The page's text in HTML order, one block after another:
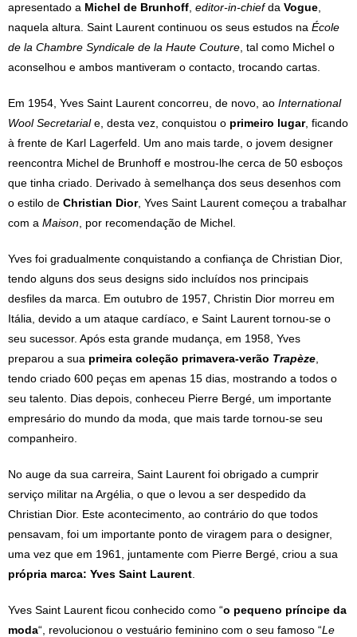
apresentado a Michel de Brunhoff editor-in-chiefda Vogue
naquela altura. Saint Laurent continuou os seus estudos na École
de la Chambre Syndicale de la Haute Couture , tal como Michel o
aconselhou e ambos mantiveram o contacto, trocando cartas.
Em 1954, Yves Saint Laurent concorreu, de novo, ao International
Wool Secretariale, desta vez, conquistou o primeiro lugar, ficando
à frente de Karl Lagerfeld. Um ano mais tarde, o jovem designer
reencontra Michel de Brunhoff e mostrou-lhe cerca de 50 esboços
que tinha criado. Derivado à semelhança dos seus desenhos com
o estilo de Christian Dior, Yves Saint Laurent começou a trabalhar
com a Maison , por recomendação de Michel.
Yves foi gradualmente conquistando a confiança de Christian Dior,
tendo alguns dos seus designs sido incluídos nos principais
desfiles da marca. Em outubro de 1957, Christin Dior morreu em
Itália, devido a um ataque cardíaco, e Saint Laurent tornou-se o
seu sucessor. Após esta grande mudança, em 1958, Yves
preparou a sua primeira coleção primavera-verão Trapèze
tendo criado 600 peças em apenas 15 dias, mostrando a todos o
seu talento. Dias depois, conheceu Pierre Bergé, um importante
empresário do mundo da moda, que mais tarde tornou-se seu
companheiro.
No auge da sua carreira, Saint Laurent foi obrigado a cumprir
serviço militar na Argélia, o que o levou a ser despedido da
Christian Dior. Este acontecimento, ao contrário do que todos
pensavam, foi um importante ponto de viragem para o designer,
uma vez que em 1961, juntamente com Pierre Bergé, criou a sua
própria marca: Yves Saint Laurent
Yves Saint Laurent ficou conhecido como “o pequeno príncipe da
moda“, revolucionou o vestuário feminino com o seu famoso “Le